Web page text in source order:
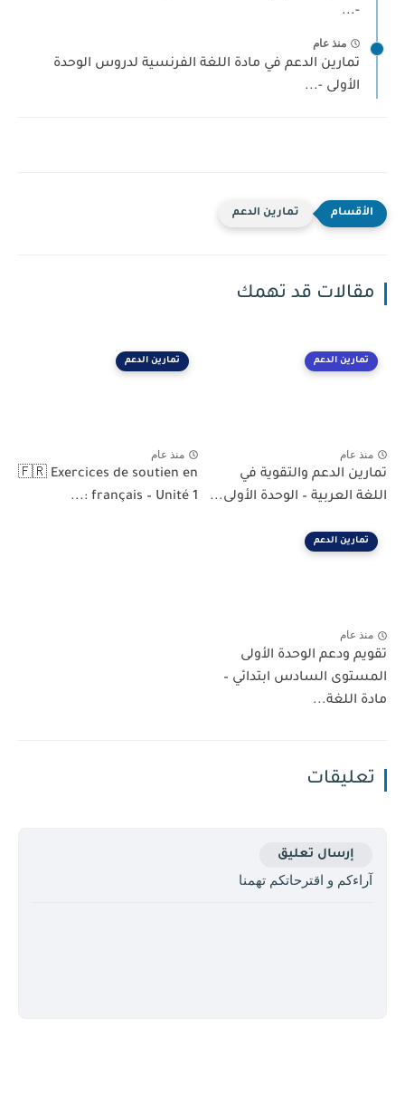
-...
منذ عام
تمارين الدعم في مادة اللغة الفرنسية لدروس الوحدة
الأولى -...
تمارين الدعم
مقالات قد تهمك
تمارين الدعم
منذ عام
تمارين الدعم والتقوية في
اللغة العربية – الوحدة الأولى...
تمارين الدعم
منذ عام
🇫🇷 Exercices de soutien en
français – Unité 1 :...
تمارين الدعم
منذ عام
تقويم ودعم الوحدة الأولى
المستوى السادس ابتدائي –
مادة اللغة...
تعليقات
إرسال تعليق
آراءكم و اقترحاتكم تهمنا